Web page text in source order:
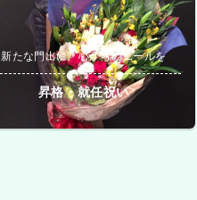
新たな門出に、心からのエールを
昇格・就任祝い